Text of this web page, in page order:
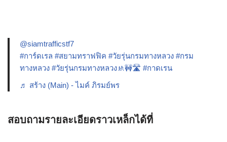
@siamtrafficstf7
#การ์ดเรล #สยามทราฟฟิค #วัยรุ่นกรมทางหลวง #กรม
ทางหลวง #วัยรุ่นกรมทางหลวง🚸🚧🛣️ #กาดเรน
♬ สร้าง (Main) - ไมค์ ภิรมย์พร
สอบถามรายละเอียดราวเหล็กได้ที่